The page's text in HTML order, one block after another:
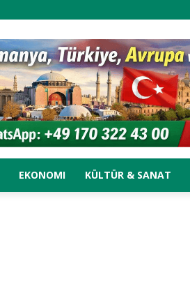
EKONOMI KÜLTÜR & SANAT